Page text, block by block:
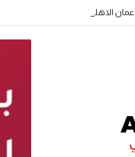
عمان الاهلية بطلة الجامعات